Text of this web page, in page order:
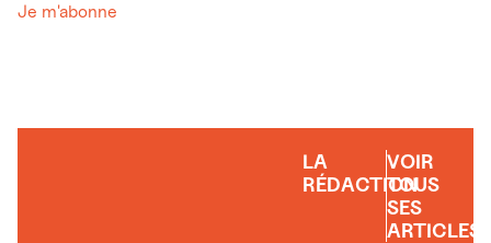
Je m'abonne
LA
RÉDACTION
VOIR
TOUS
SES
ARTICLES